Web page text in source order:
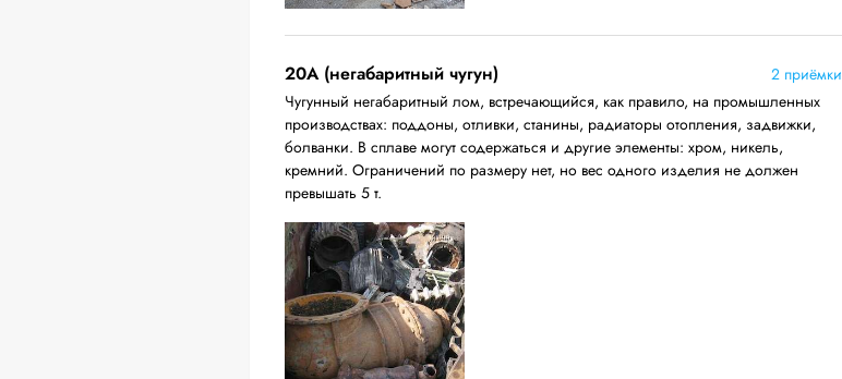
20A (негабаритный чугун)
2 приёмки
Чугунный негабаритный лом, встречающийся, как правило, на промышленных
производствах: поддоны, отливки, станины, радиаторы отопления, задвижки,
болванки. В сплаве могут содержаться и другие элементы: хром, никель,
кремний. Ограничений по размеру нет, но вес одного изделия не должен
превышать 5 т.